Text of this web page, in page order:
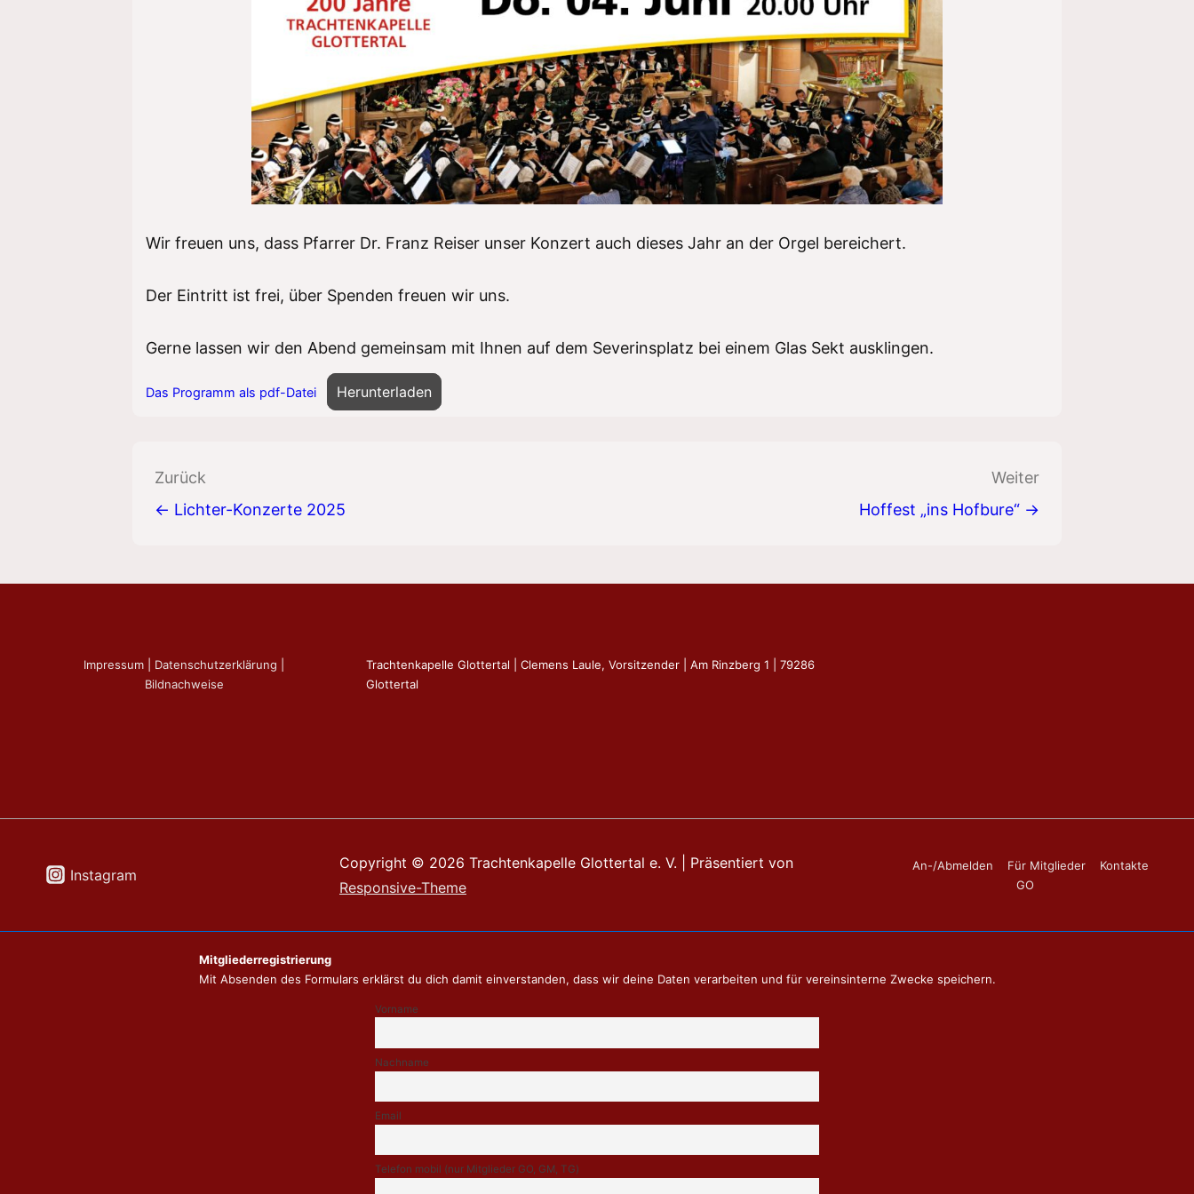
Wir freuen uns, dass Pfarrer Dr. Franz Reiser unser Konzert auch dieses Jahr an der Orgel bereichert.
Der Eintritt ist frei, über Spenden freuen wir uns.
Gerne lassen wir den Abend gemeinsam mit Ihnen auf dem Severinsplatz bei einem Glas Sekt ausklingen.
Das Programm als pdf-Datei Herunterladen
Beitragsnavigation
Zurück
← Lichter-Konzerte 2025
Weiter
Hoffest „ins Hofbure“ →
Impressum Datenschutzerklärung
Bildnachweise
Trachtenkapelle Glottertal | Clemens Laule, Vorsitzender | Am Rinzberg 1 | 79286
Glottertal
Instagram
Copyright © 2026 Trachtenkapelle Glottertal e. V.
| Präsentiert von
Responsive-Theme
Footer-
An-/Abmelden Für Mitglieder
Kontakte
GO
Mitgliederregistrierung
Mit Absenden des Formulars erklärst du dich damit einverstanden, dass wir deine Daten verarbeiten und für vereinsinterne Zwecke speichern.
Vorname
Nachname
Email
Telefon mobil (nur Mitglieder GO, GM, TG)